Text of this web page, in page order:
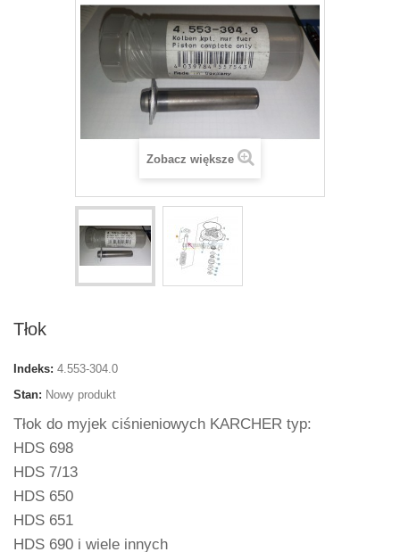
Zobacz większe
Tłok
Indeks: 4.553-304.0
Stan: Nowy produkt
Tłok do myjek ciśnieniowych KARCHER typ:
HDS 698
HDS 7/13
HDS 650
HDS 651
HDS 690 i wiele innych